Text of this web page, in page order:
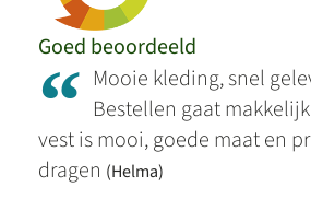
Goed beoordeeld
“ Mooie kleding, snel
Bestellen gaat
vest is mooi, goede maat en
dragen (Helma)